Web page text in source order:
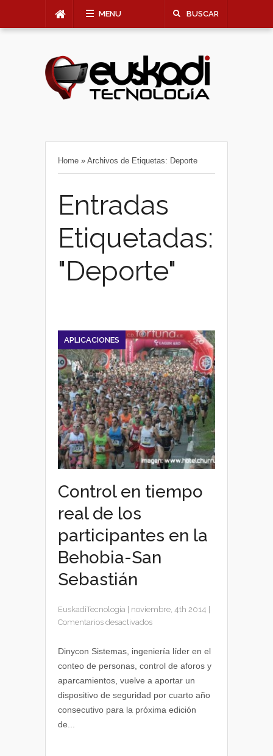
MENU BUSCAR
Home » Archivos de Etiquetas: Deporte
Entradas
Etiquetadas:
"Deporte"
APLICACIONES
Control en tiempo
real de los
participantes en la
Behobia-San
Sebastián
EuskadiTecnologia noviembre, 4th 2014
Comentarios desactivadosen
en
de
los
participantes
Dinycon Sistemas, ingeniería líder en el
conteo de personas, control de aforos y
aparcamientos, vuelve a aportar un
dispositivo de seguridad por cuarto año
consecutivo para la próxima edición
de...